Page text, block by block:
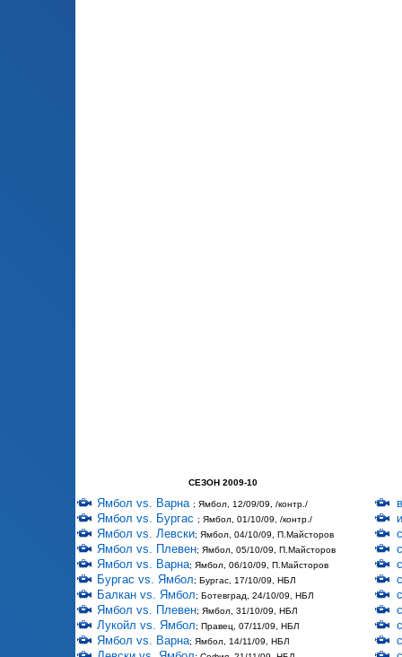
СЕЗОН 2009-10
Ямбол vs. Варна ; Ямбол, 12/09/09, /контр./
Ямбол vs. Бургас ; Ямбол, 01/10/09, /контр./
Ямбол vs. Левски; Ямбол, 04/10/09, П.Майсторов
Ямбол vs. Плевен; Ямбол, 05/10/09, П.Майсторов
Ямбол vs. Варна; Ямбол, 06/10/09, П.Майсторов
Бургас vs. Ямбол; Бургас, 17/10/09, НБЛ
Балкан vs. Ямбол; Ботевград, 24/10/09, НБЛ
Ямбол vs. Плевен; Ямбол, 31/10/09, НБЛ
Лукойл vs. Ямбол; Правец, 07/11/09, НБЛ
Ямбол vs. Варна; Ямбол, 14/11/09, НБЛ